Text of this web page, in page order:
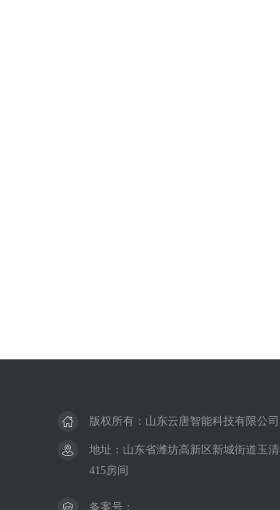
版权所有：山东云唐智能科技有限公司
地址：山东省潍坊高新区新城街道玉
415房间
备案号：